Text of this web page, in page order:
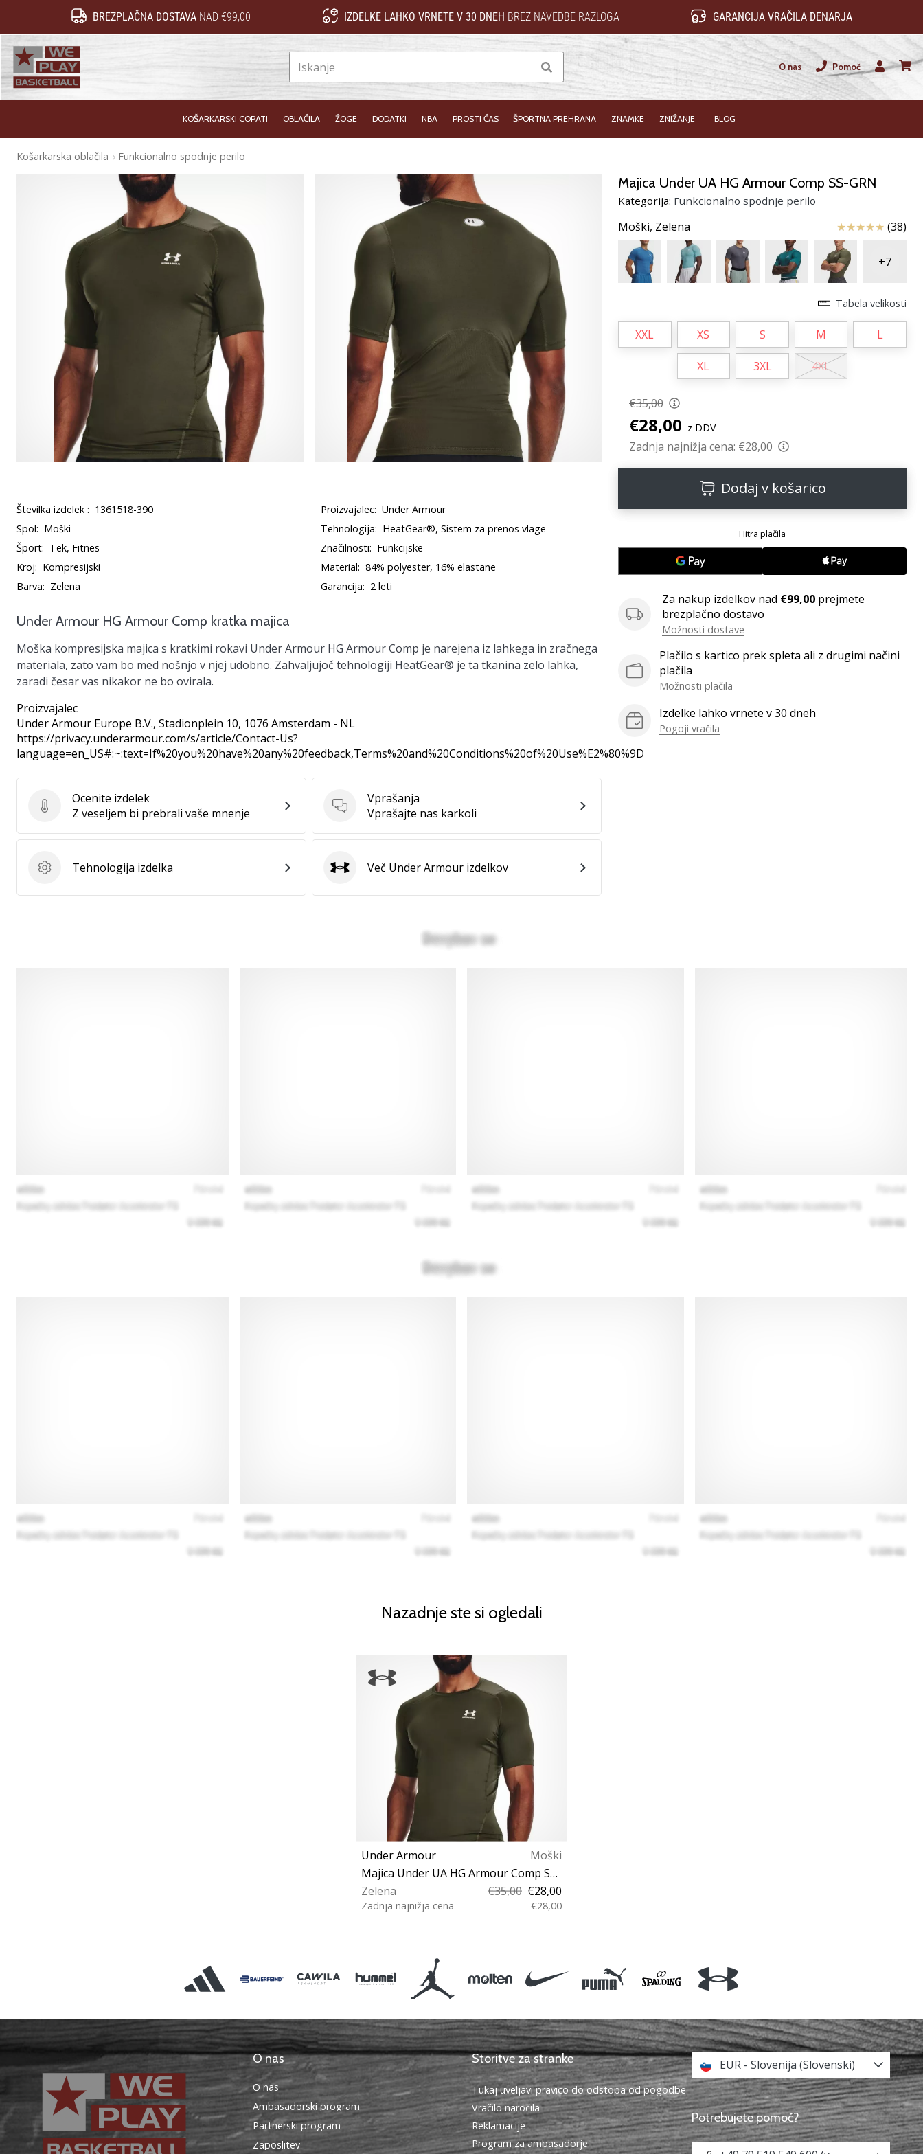
BREZPLAČNA DOSTAVA NAD €99,00 IZDELKE LAHKO VRNETE V 30 DNEH BREZ NAVEDBE RAZLOGA GARANCIJA VRAČILA DENARJA
Iskanje O nas
Pomoč
Uporabnik
KOŠARKARSKI COPATI OBLAČILA ŽOGE DODATKI NBA PROSTI ČAS ŠPORTNA PREHRANA ZNAMKE ZNIŽANJE BLOG
Košarkarska oblačila Funkcionalno spodnje perilo
Majica Under UA HG Armour Comp SS-GRN
Kategorija: Funkcionalno spodnje perilo
Moški, Zelena Ocena izdelka
(38)
+7
Tabela velikosti
XXL XS S M L
XL 3XL 4XL
€35,00
€28,00 z DDV
Zadnja najnižja cena: €28,00
Dodaj v košarico
Za nakup izdelkov nad €99,00 prejmete
brezplačno dostavo
Možnosti dostave
Plačilo s kartico prek spleta ali z drugimi načini
plačila
Možnosti plačila
Izdelke lahko vrnete v 30 dneh
Pogoji vračila
Številka izdelek : 1361518-390 Proizvajalec: Under Armour
Spol: Moški Tehnologija: HeatGear®, Sistem za prenos vlage
Šport: Tek, Fitnes Značilnosti: Funkcijske
Kroj: Kompresijski Material: 84% polyester, 16% elastane
Barva: Zelena Garancija: 2 leti
Under Armour HG Armour Comp kratka majica
Moška kompresijska majica s kratkimi rokavi Under Armour HG Armour Comp je narejena iz lahkega in zračnega
materiala, zato vam bo med nošnjo v njej udobno. Zahvaljujoč tehnologiji HeatGear® je ta tkanina zelo lahka,
zaradi česar vas nikakor ne bo ovirala.
Proizvajalec
Under Armour Europe B.V., Stadionplein 10, 1076 Amsterdam - NL
https://privacy.underarmour.com/s/article/Contact-Us?
language=en_US#:~:text=If%20you%20have%20any%20feedback,Terms%20and%20Conditions%20of%20Use%E2%80%9D
Ocenite izdelek
Ocenite izdelek
Z veseljem bi prebrali vaše mnenje
Vprašanja
Vprašanja
Vprašajte nas karkoli
Tehnologija izdelka
Tehnologija izdelka Under Armour
Več Under Armour izdelkov
Nazadnje ste si ogledali
Under Armour
Moški
Majica Under UA HG Armour Comp SS-GRN
Zelena
€35,00 €28,00
Zadnja najnižja cena €28,00
O nas
O nas
Ambasadorski program
Partnerski program
Zaposlitev
Storitve za stranke
Tukaj uveljavi pravico do odstopa od pogodbe
Vračilo naročila
Reklamacije
Program za ambasadorje
EUR - Slovenija (Slovenski)
Potrebujete pomoč?